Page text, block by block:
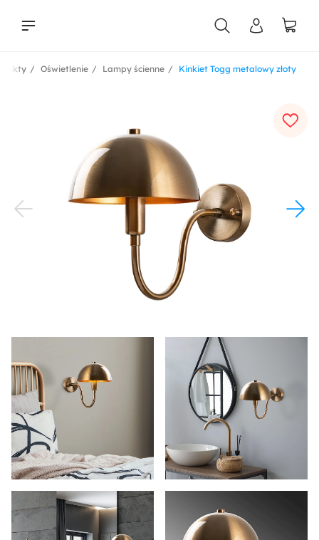
Kinkiet Togg metalowy złoty
Lampy ścienne
Oświetlenie